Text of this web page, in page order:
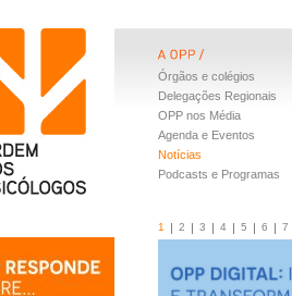
Órgãos e colégios
Delegações Regionais
OPP nos Média
Agenda e Eventos
Notícias
Podcasts e Programas
1 2 3 4 5 6 7